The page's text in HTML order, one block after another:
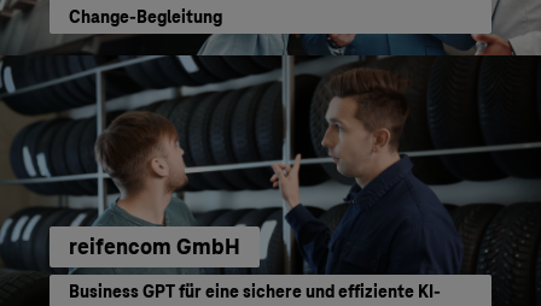
Change-Begleitung
reifencom GmbH
Business GPT für eine sichere und effiziente KI-